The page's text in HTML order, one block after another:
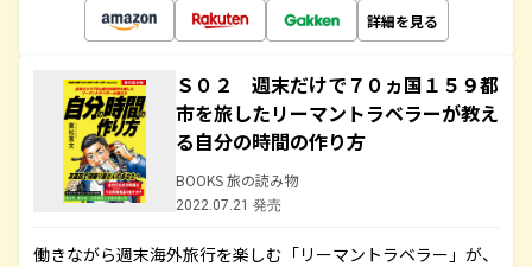
詳細を見る
Ｓ０２ 週末だけで７０ヵ国１５９都
市を旅したリーマントラベラーが教え
る自分の時間の作り方
BOOKS 旅の読み物
2022.07.21 発売
働きながら週末海外旅行を楽しむ「リーマントラベラー」が、